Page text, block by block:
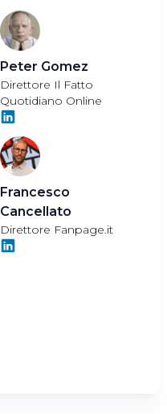
Peter Gomez
Direttore Il Fatto
Quotidiano Online
Francesco
Cancellato
Direttore Fanpage.it